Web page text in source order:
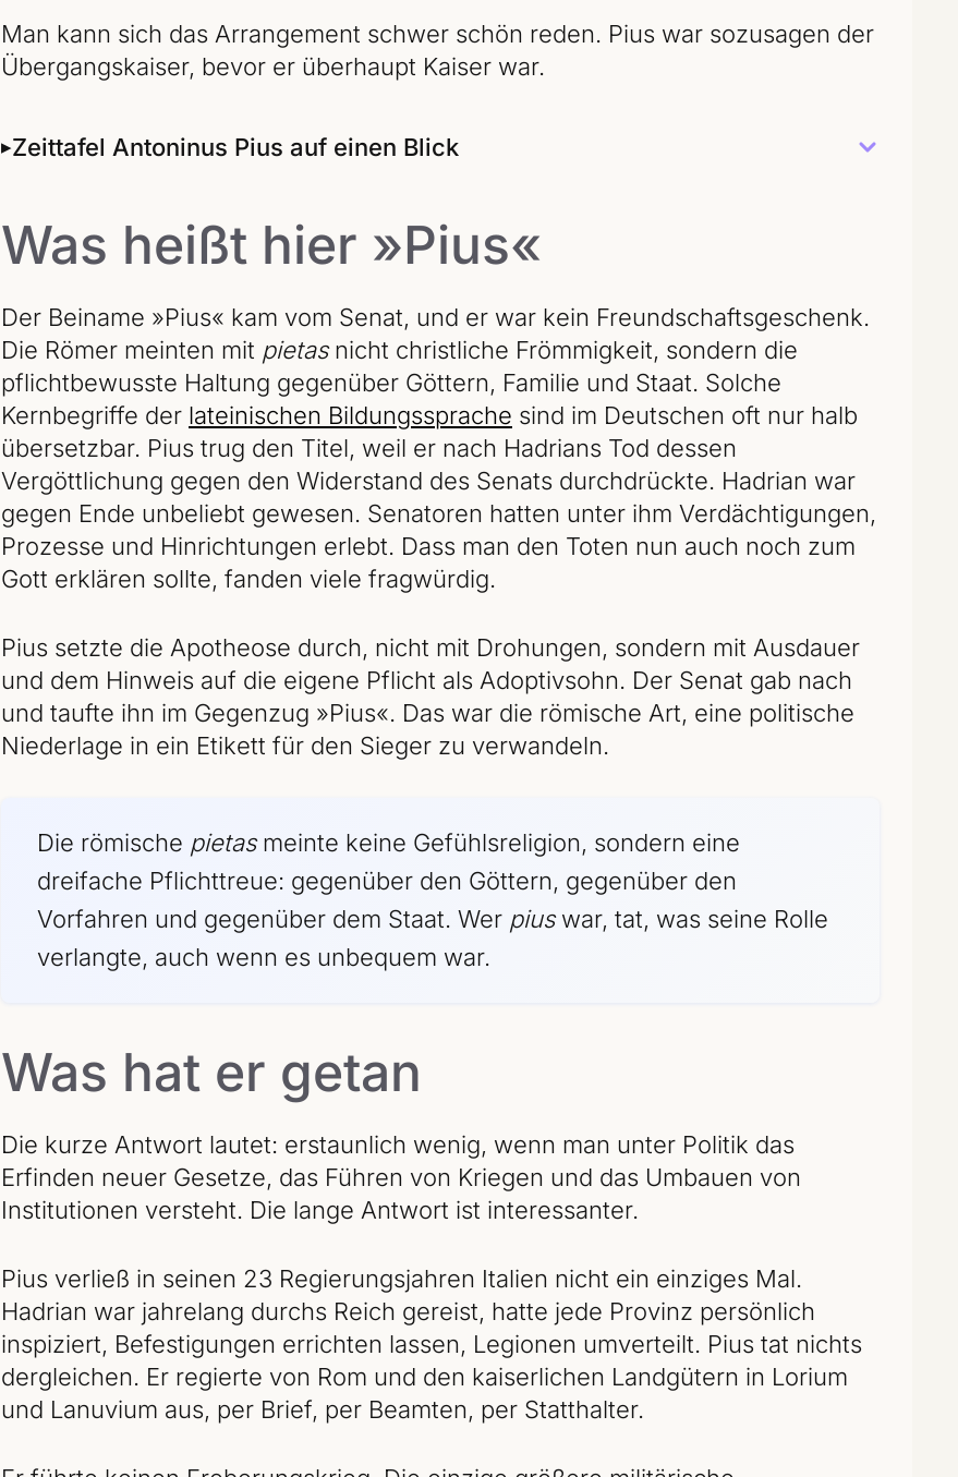
Man kann sich das Arrangement schwer schön reden. Pius war sozusagen der
Übergangskaiser, bevor er überhaupt Kaiser war.
Zeittafel Antoninus Pius auf einen Blick
Was heißt hier »Pius«
Der Beiname »Pius« kam vom Senat, und er war kein Freundschaftsgeschenk.
Die Römer meinten mit pietasnicht christliche Frömmigkeit, sondern die
pflichtbewusste Haltung gegenüber Göttern, Familie und Staat. Solche
Kernbegriffe der lateinischen Bildungssprache sind im Deutschen oft nur halb
übersetzbar. Pius trug den Titel, weil er nach Hadrians Tod dessen
Vergöttlichung gegen den Widerstand des Senats durchdrückte. Hadrian war
gegen Ende unbeliebt gewesen. Senatoren hatten unter ihm Verdächtigungen,
Prozesse und Hinrichtungen erlebt. Dass man den Toten nun auch noch zum
Gott erklären sollte, fanden viele fragwürdig.
Pius setzte die Apotheose durch, nicht mit Drohungen, sondern mit Ausdauer
und dem Hinweis auf die eigene Pflicht als Adoptivsohn. Der Senat gab nach
und taufte ihn im Gegenzug »Pius«. Das war die römische Art, eine politische
Niederlage in ein Etikett für den Sieger zu verwandeln.
Die römische pietasmeinte keine Gefühlsreligion, sondern eine
dreifache Pflichttreue: gegenüber den Göttern, gegenüber den
Vorfahren und gegenüber dem Staat. Wer piuswar, tat, was seine Rolle
verlangte, auch wenn es unbequem war.
Was hat er getan
Die kurze Antwort lautet: erstaunlich wenig, wenn man unter Politik das
Erfinden neuer Gesetze, das Führen von Kriegen und das Umbauen von
Institutionen versteht. Die lange Antwort ist interessanter.
Pius verließ in seinen 23 Regierungsjahren Italien nicht ein einziges Mal.
Hadrian war jahrelang durchs Reich gereist, hatte jede Provinz persönlich
inspiziert, Befestigungen errichten lassen, Legionen umverteilt. Pius tat nichts
dergleichen. Er regierte von Rom und den kaiserlichen Landgütern in Lorium
und Lanuvium aus, per Brief, per Beamten, per Statthalter.